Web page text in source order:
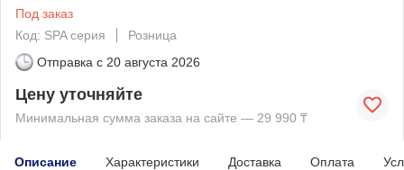
Под заказ
Код: SPA серия
Розница
Отправка с 20 августа 2026
Цену уточняйте
Минимальная сумма заказа на сайте — 29 990 ₸
Описание Характеристики Доставка Оплата